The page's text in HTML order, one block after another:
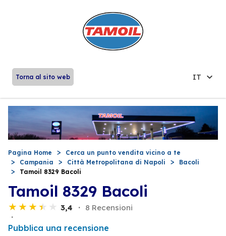
Torna al sito web IT
Pagina Home
Cerca un punto vendita vicino a te
Campania
Città Metropolitana di Napoli
Bacoli
Tamoil 8329 Bacoli
Tamoil 8329 Bacoli
3,4 8 Recensioni
Pubblica una recensione